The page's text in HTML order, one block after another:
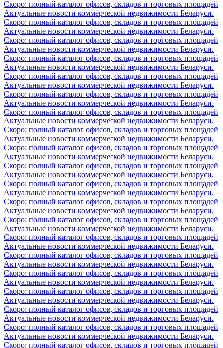
Скоро: полный каталог офисов, складов и торговых площадей
Актуальные новости коммерческой недвижимости Беларуси.
Скоро: полный каталог офисов, складов и торговых площадей
Актуальные новости коммерческой недвижимости Беларуси.
Скоро: полный каталог офисов, складов и торговых площадей
Актуальные новости коммерческой недвижимости Беларуси.
Скоро: полный каталог офисов, складов и торговых площадей
Актуальные новости коммерческой недвижимости Беларуси.
Скоро: полный каталог офисов, складов и торговых площадей
Актуальные новости коммерческой недвижимости Беларуси.
Скоро: полный каталог офисов, складов и торговых площадей
Актуальные новости коммерческой недвижимости Беларуси.
Скоро: полный каталог офисов, складов и торговых площадей
Актуальные новости коммерческой недвижимости Беларуси.
Скоро: полный каталог офисов, складов и торговых площадей
Актуальные новости коммерческой недвижимости Беларуси.
Скоро: полный каталог офисов, складов и торговых площадей
Актуальные новости коммерческой недвижимости Беларуси.
Скоро: полный каталог офисов, складов и торговых площадей
Актуальные новости коммерческой недвижимости Беларуси.
Скоро: полный каталог офисов, складов и торговых площадей
Актуальные новости коммерческой недвижимости Беларуси.
Скоро: полный каталог офисов, складов и торговых площадей
Актуальные новости коммерческой недвижимости Беларуси.
Скоро: полный каталог офисов, складов и торговых площадей
Актуальные новости коммерческой недвижимости Беларуси.
Скоро: полный каталог офисов, складов и торговых площадей
Актуальные новости коммерческой недвижимости Беларуси.
Скоро: полный каталог офисов, складов и торговых площадей
Актуальные новости коммерческой недвижимости Беларуси.
Скоро: полный каталог офисов, складов и торговых площадей
Актуальные новости коммерческой недвижимости Беларуси.
Скоро: полный каталог офисов, складов и торговых площадей
Актуальные новости коммерческой недвижимости Беларуси.
Скоро: полный каталог офисов, складов и торговых площадей
Актуальные новости коммерческой недвижимости Беларуси.
Скоро: полный каталог офисов, складов и торговых площадей
Актуальные новости коммерческой недвижимости Беларуси.
Скоро: полный каталог офисов, складов и торговых площадей